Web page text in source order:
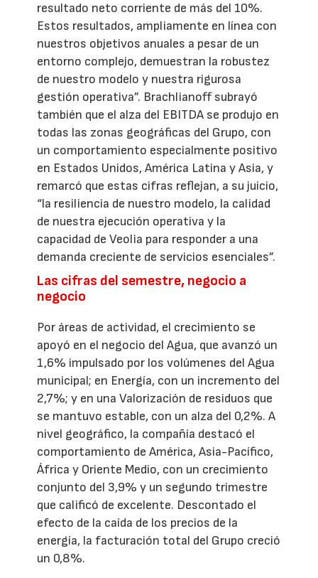
resultado neto corriente de más del 10%.
Estos resultados, ampliamente en línea con
nuestros objetivos anuales a pesar de un
entorno complejo, demuestran la robustez
de nuestro modelo y nuestra rigurosa
gestión operativa”. Brachlianoff subrayó
también que el alza del EBITDA se produjo en
todas las zonas geográficas del Grupo, con
un comportamiento especialmente positivo
en Estados Unidos, América Latina y Asia, y
remarcó que estas cifras reflejan, a su juicio,
“la resiliencia de nuestro modelo, la calidad
de nuestra ejecución operativa y la
capacidad de Veolia para responder a una
demanda creciente de servicios esenciales”.
Las cifras del semestre, negocio a
negocio
Por áreas de actividad, el crecimiento se
apoyó en el negocio del Agua, que avanzó un
1,6% impulsado por los volúmenes del Agua
municipal; en Energía, con un incremento del
2,7%; y en una Valorización de residuos que
se mantuvo estable, con un alza del 0,2%. A
nivel geográfico, la compañía destacó el
comportamiento de América, Asia-Pacífico,
África y Oriente Medio, con un crecimiento
conjunto del 3,9% y un segundo trimestre
que calificó de excelente. Descontado el
efecto de la caída de los precios de la
energía, la facturación total del Grupo creció
un 0,8%.